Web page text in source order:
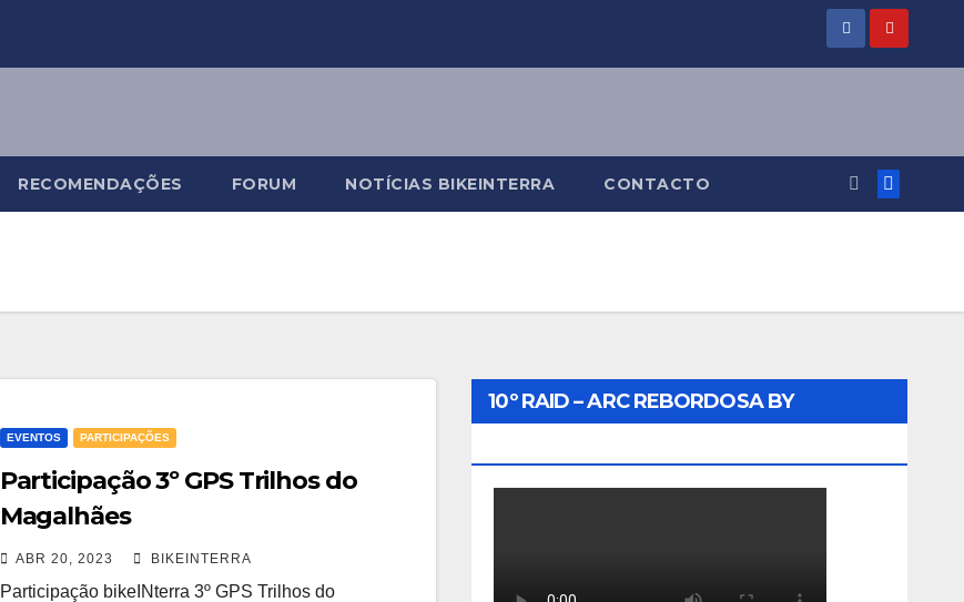
RECOMENDAÇÕES FORUM NOTÍCIAS BIKEINTERRA CONTACTO
EVENTOS PARTICIPAÇÕES
Participação 3º GPS Trilhos do
Magalhães
ABR 20, 2023 BIKEINTERRA
Participação bikeINterra 3º GPS Trilhos do
10º RAID – ARC REBORDOSA BY